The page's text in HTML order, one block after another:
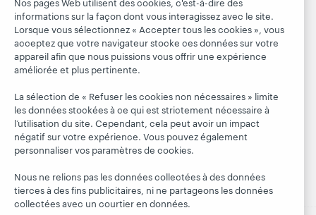
Emplois
Respect et
appartenance
Finances
Administration
Adhésion
Gestion des
normes de
Tous les produits
et services »
Apprendre
Research
Événements
Webinaires
sur demande
Alertes
systèmes
Blogues
together
Blogue
President's
Leadership
Suivez
OCLC
informations sur la façon dont vous interagissez avec le site.
Lorsque vous sélectionnez « Accepter tous les cookies », vous
acceptez que votre navigateur stocke ces données sur votre
appareil afin que nous puissions vous offrir une expérience
améliorée et plus pertinente.
La sélection de « Refuser les cookies non nécessaires » limite
les données stockées à ce qui est strictement nécessaire à
l’utilisation du site. Cependant, cela peut avoir un impact
négatif sur votre expérience. Vous pouvez également
personnaliser vos paramètres de cookies.
Nous ne relions pas les données collectées à des données
tierces à des fins publicitaires, ni ne partageons les données
collectées avec un courtier en données.